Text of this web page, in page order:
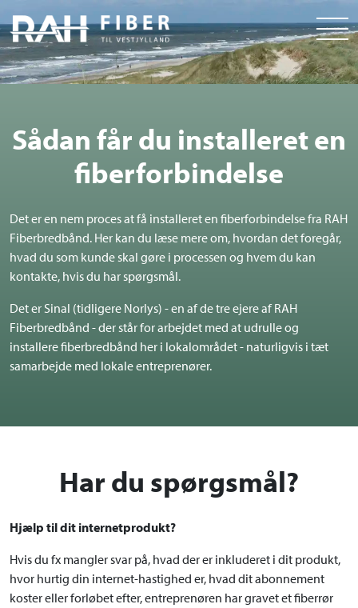
Sådan får du installeret en
fiberforbindelse
Det er en nem proces at få installeret en fiberforbindelse fra RAH
Fiberbredbånd. Her kan du læse mere om, hvordan det foregår,
hvad du som kunde skal gøre i processen og hvem du kan
kontakte, hvis du har spørgsmål.
Det er Sinal (tidligere Norlys) - en af de tre ejere af RAH
Fiberbredbånd - der står for arbejdet med at udrulle og
installere fiberbredbånd her i lokalområdet - naturligvis i tæt
samarbejde med lokale entreprenører.
Har du spørgsmål?
Hjælp til dit internetprodukt?
Hvis du fx mangler svar på, hvad der er inkluderet i dit produkt,
hvor hurtig din internet-hastighed er, hvad dit abonnement
koster eller forløbet efter, entreprenøren har gravet et fiberrør